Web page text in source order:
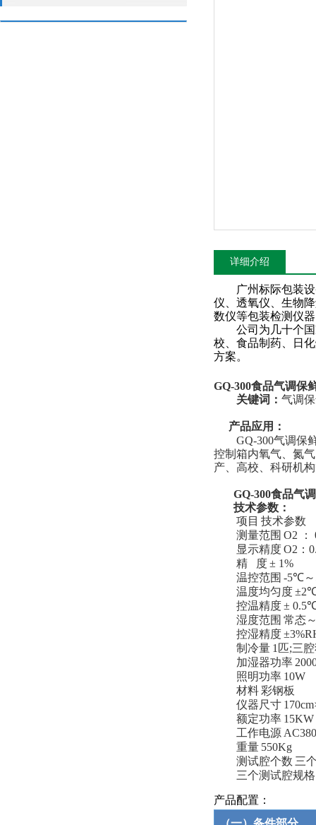
详细介绍
广州标际包装
仪、透氧仪、 生物
数仪等包装检测仪
公司为几十个国
校、食品制药、日
方案。
GQ-300食品气调保
关键词： 气调
产品应用：
GQ-300气调保
控制箱内氧气、氮
产、高校、科研机
GQ-300食品气
技术参数：
项目 技术参数
测量范围 O2 ：
显示精度O2 ：
精
度± 1%
温控范围 -5℃～
温度均匀度±2
控温精度± 0.5
湿度范围 常态
控湿精度±
制冷量 1 匹;三
加湿器功率
照明功率 10W
材料彩钢板
仪器尺寸 170cm
额定功率 15KW
工作电源
重量 550Kg
测试腔个数 三
三个测试腔规格
产品配置：